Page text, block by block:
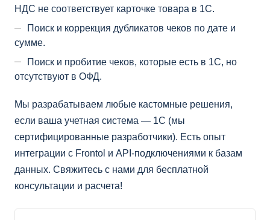
НДС не соответствует карточке товара в 1С.
Поиск и коррекция дубликатов чеков по дате и
сумме.
Поиск и пробитие чеков, которые есть в 1С, но
отсутствуют в ОФД.
Мы разрабатываем любые кастомные решения,
если ваша учетная система — 1С (мы
сертифицированные разработчики). Есть опыт
интеграции с Frontol и API-подключениями к базам
данных. Свяжитесь с нами для бесплатной
консультации и расчета!